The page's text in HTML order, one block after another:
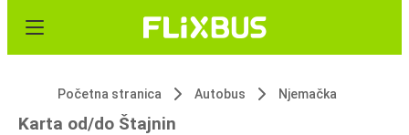
Početna stranica Autobus Njemačka
Karta od/do Štajnin